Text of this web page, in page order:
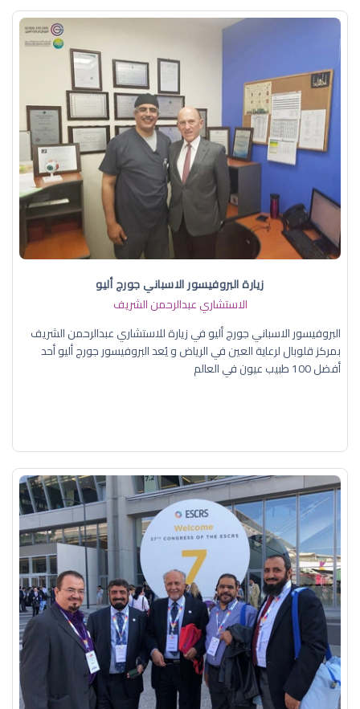
زيارة البروفيسور الاسباني جورج أليو
الاستشاري عبدالرحمن الشريف
البروفيسور الاسباني جورج أليو في زيارة للاستشاري عبدالرحمن الشريف
بمركز قلوبال لرعاية العين في الرياض و يُعد البروفيسور جورج أليو أحد
أفضل 100 طبيب عيون في العالم